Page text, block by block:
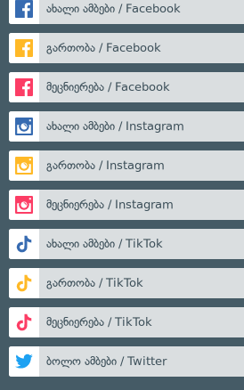
ახალი ამბები / Facebook
გართობა / Facebook
მეცნიერება / Facebook
ახალი ამბები / Instagram
გართობა / Instagram
მეცნიერება / Instagram
ახალი ამბები / TikTok
გართობა / TikTok
მეცნიერება / TikTok
ბოლო ამბები / Twitter